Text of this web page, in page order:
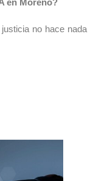
en Moreno?
no hace nada